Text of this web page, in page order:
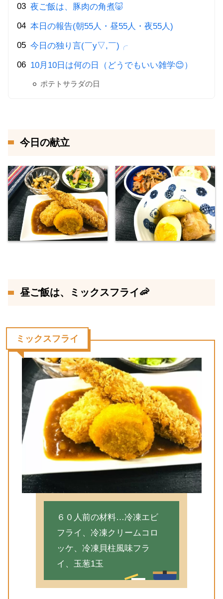
夜ご飯は、豚肉の角煮🐷
本日の報告(朝55人・昼55人・夜55人)
今日の独り言(￣y▽,￣)╭
10月10日は何の日（どうでもいい雑学😊）
ポテトサラダの日
今日の献立
昼ご飯は、ミックスフライ🦐
ミックスフライ
６０人前の材料…冷凍エビ
フライ、冷凍クリームコロ
ッケ、冷凍貝柱風味フラ
イ、玉葱1玉